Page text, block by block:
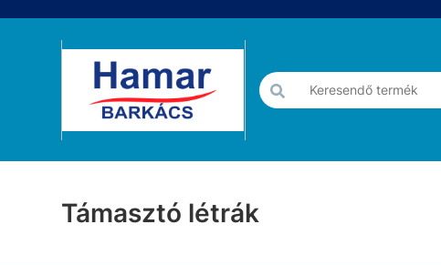
Támasztó létrák